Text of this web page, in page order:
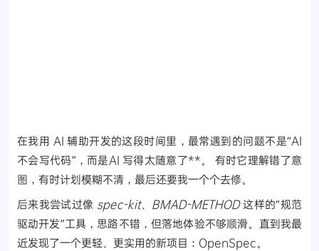
在我用 AI 辅助开发的这段时间里，最常遇到的问题不是“AI
不会写代码”，而是AI 写得太随意了**。
有时它理解错了意
图，有时计划模糊不清，最后还要我一个个去修。
后来我尝试过像 spec-kit、 BMAD-METHOD这样的“规范
驱动开发”工具，思路不错，但落地体验不够顺滑。直到我最
近发现了一个更轻、更实用的新项目：OpenSpec。